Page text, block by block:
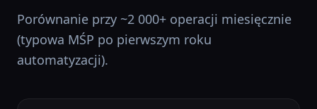
Porównanie przy ~2 000+ operacji miesięcznie
(typowa MŚP po pierwszym roku
automatyzacji).